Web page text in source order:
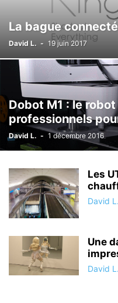
La bague
David L. - 19 juin 2017
Dobot M1 : le
professionnels
David L. - 1 décembre 2016
Les
David L.
Une
David L.